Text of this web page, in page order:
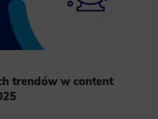
trendów w content